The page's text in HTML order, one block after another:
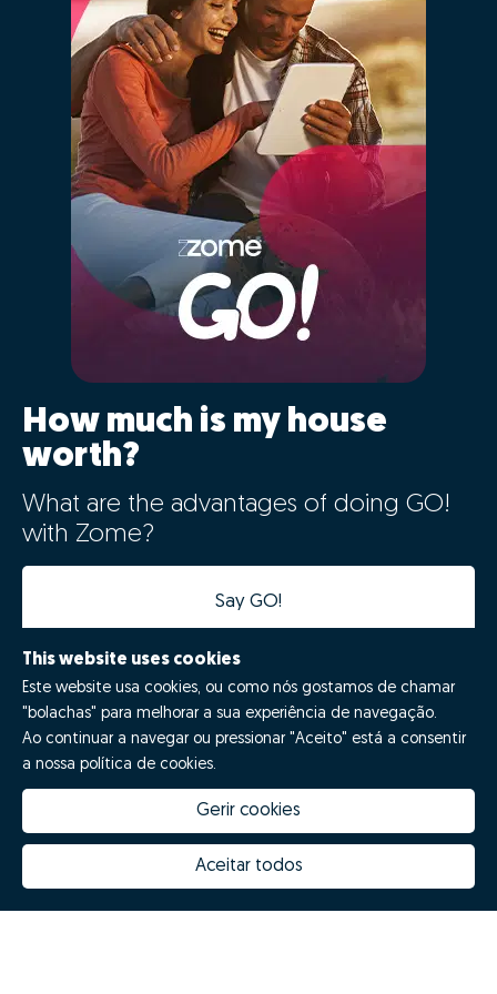
How much is my house
worth?
What are the advantages of doing GO!
with Zome?
Say GO!
How much is my house worth
Why choose Zome
Zome Innovation
Hubs Zome
This website uses cookies
Este website usa cookies, ou como nós gostamos de chamar
"bolachas" para melhorar a sua experiência de navegação.
Ao continuar a navegar ou pressionar "Aceito" está a consentir
a nossa política de cookies.
Gerir cookies
Aceitar todos